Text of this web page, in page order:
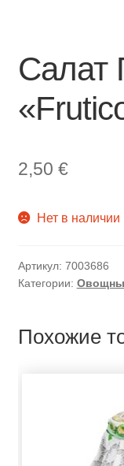
Салат
2,50 €
Нет в наличии
Артикул: 7003686
Категории:
Похожие